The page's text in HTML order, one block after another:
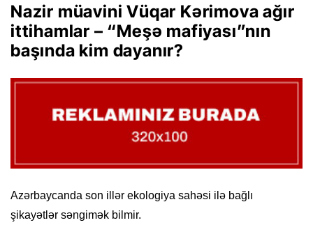
Nazir müavini Vüqar Kərimova ağır
ittihamlar – “Meşə mafiyası”nın
başında kim dayanır?
Azərbaycanda son illər ekologiya sahəsi ilə bağlı
şikayətlər səngimək bilmir.